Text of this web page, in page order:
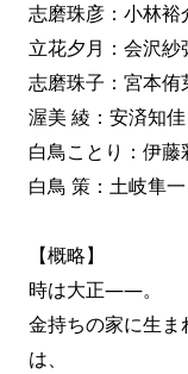
志磨珠彦：小林裕
立花夕月：会沢紗
志磨珠子：宮本侑
渥美 綾：安済知佳
白鳥ことり：伊藤
白鳥 策：土岐隼一
【概略】
時は大正――。
金持ちの家に生ま
は、